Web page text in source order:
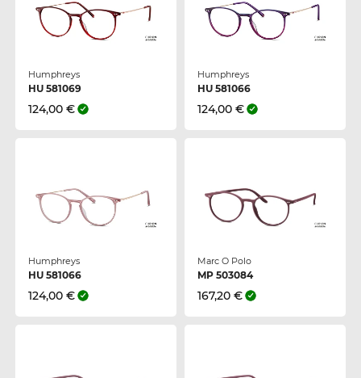
Humphreys
HU 581069
124,00 €
Humphreys
HU 581066
124,00 €
Humphreys
HU 581066
124,00 €
Marc O Polo
MP 503084
167,20 €